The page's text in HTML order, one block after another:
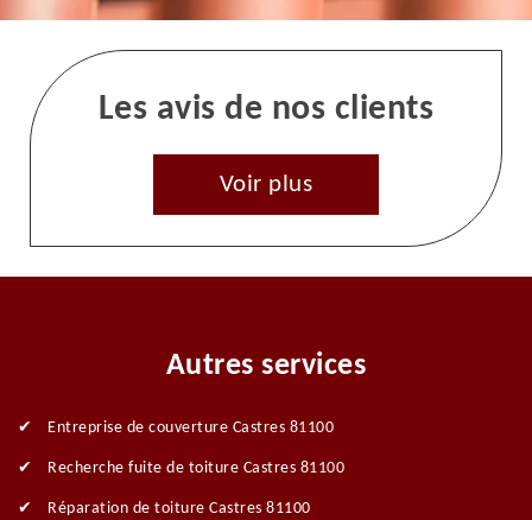
Les avis de nos clients
Voir plus
Autres services
Entreprise de couverture Castres 81100
Recherche fuite de toiture Castres 81100
Réparation de toiture Castres 81100